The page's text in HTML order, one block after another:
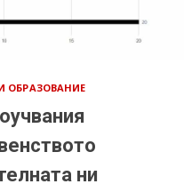
ОБРАЗОВАНИЕ
ни